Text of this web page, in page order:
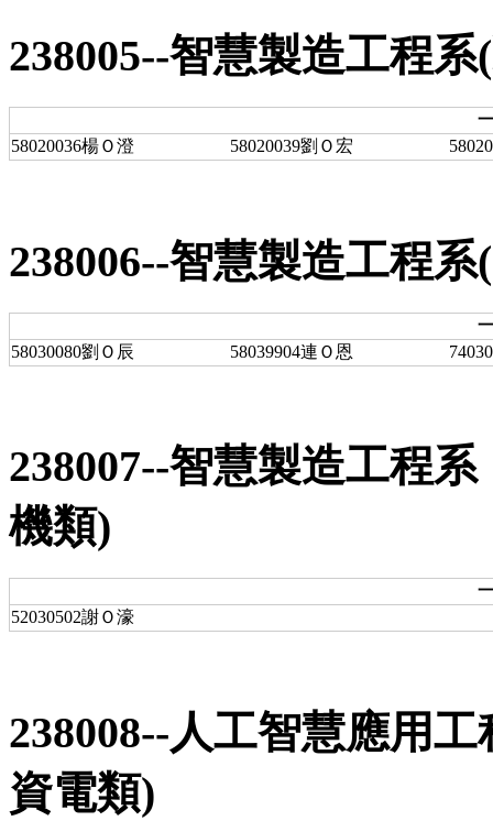
238005--智慧製造工程
58020036楊Ｏ澄
58020039劉Ｏ宏
238006--智慧製造工程
58030080劉Ｏ辰
58039904連Ｏ恩
238007--智慧製造工程
機類)
52030502謝Ｏ濠
238008--人工智慧應用
資電類)